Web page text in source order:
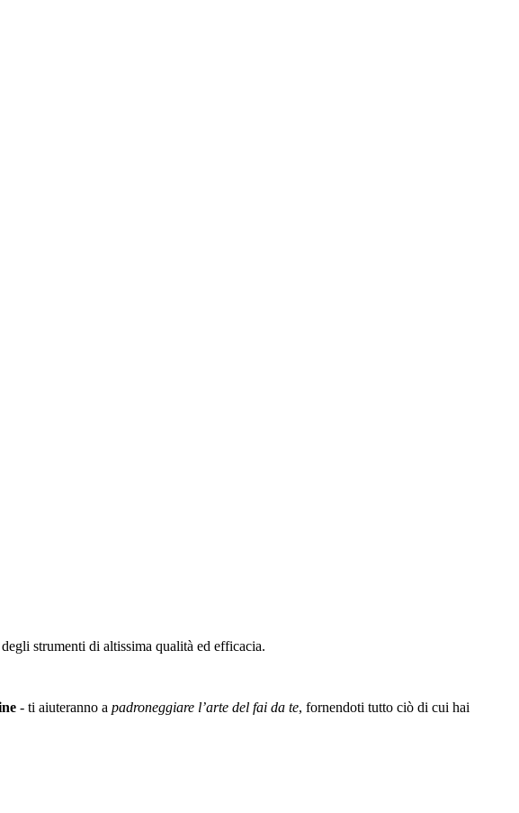
strumenti di altissima qualità ed efficacia.
- ti aiuteranno a padroneggiare l’arte del fai da te, fornendoti tutto ciò di cui hai